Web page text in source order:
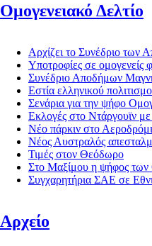
Ομογενειακό Δελτίο
Αρχίζει το Συνέδριο
Υποτροφίες σε ομογενείς
Συνέδριο Αποδήμων
Εστία ελληνικού
Σενάρια για την ψήφο
Εκλογές στο Ντάργουϊν με
Νέο πάρκιν στο
Nέος Αυστραλός
Τιμές στον Θεόδωρο
Στο Μαξίμου η ψήφος
Συγχαρητήρια ΣΑΕ σε
Αρχείο